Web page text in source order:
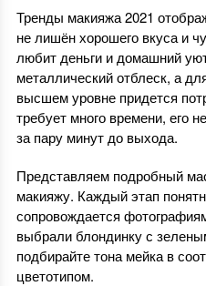
Тренды макияжа 2021
не лишён хорошего вкуса и
любит деньги и домашний
металлический отблеск, а
высшем уровне придется
требует много времени, его
за пару минут до выхода.
Представляем подробный
макияжу. Каждый этап
сопровождается
выбрали блондинку с
подбирайте тона мейка в
цветотипом.